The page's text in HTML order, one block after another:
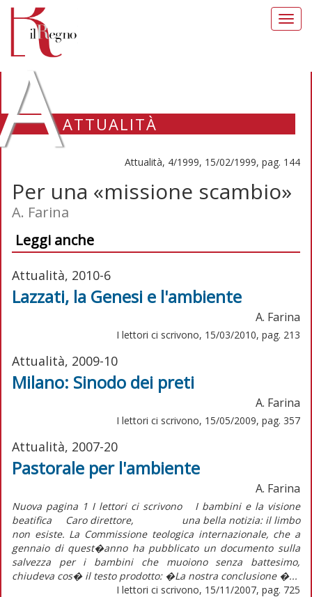
ATTUALITÀ
Attualità, 4/1999, 15/02/1999, pag. 144
Per una «missione scambio»
A. Farina
Leggi anche
Attualità, 2010-6
Lazzati, la Genesi e l'ambiente
A. Farina
I lettori ci scrivono, 15/03/2010, pag. 213
Attualità, 2009-10
Milano: Sinodo dei preti
A. Farina
I lettori ci scrivono, 15/05/2009, pag. 357
Attualità, 2007-20
Pastorale per l'ambiente
A. Farina
Nuova pagina 1 I lettori ci scrivono I bambini e la visione
beatifica Caro direttore, una bella notizia: il limbo
non esiste. La Commissione teologica internazionale, che a
gennaio di quest�anno ha pubblicato un documento sulla
salvezza per i bambini che muoiono senza battesimo,
chiudeva cos� il testo prodotto: �La nostra conclusione �...
I lettori ci scrivono, 15/11/2007, pag. 725